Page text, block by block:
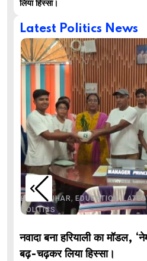
लिया हिस्सा।
Latest Politics News
BIHAR,BIHAR, EDUCATION,
POLITICS
नवादा बना हरियाली का मॉडल,
बढ़-चढ़कर लिया हिस्सा।